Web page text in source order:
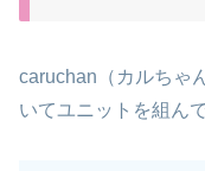
caruchan（カルちゃ
いてユニットを組ん